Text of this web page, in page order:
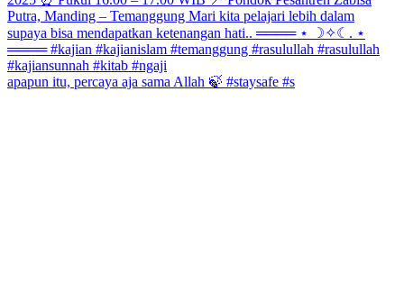
apapun itu, percaya aja sama Allah 🍃 #staysafe #s